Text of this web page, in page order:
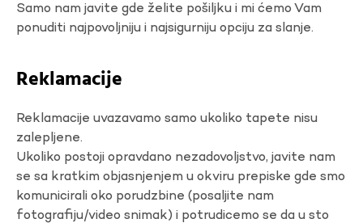
Samo nam javite gde želite pošiljku i mi ćemo Vam
ponuditi najpovoljniju i najsigurniju opciju za slanje.
Reklamacije
Reklamacije uvazavamo samo ukoliko tapete nisu
zalepljene.
Ukoliko postoji opravdano nezadovoljstvo, javite nam
se sa kratkim objasnjenjem u okviru prepiske gde smo
komunicirali oko porudzbine (posaljite nam
fotografiju/video snimak) i potrudicemo se da u sto